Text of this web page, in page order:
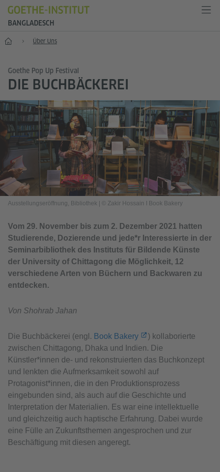
BANGLADESCH
Start Über Uns
Goethe Pop Up Festival
DIE BUCHBÄCKEREI
Ausstellungseröffnung, Bibliothek © Zakir Hossain I Book Bakery
Vom 29. November bis zum 2. Dezember 2021 hatten
Studierende, Dozierende und jede*r Interessierte in der
Seminarbibliothek des Instituts für Bildende Künste
der University of Chittagong die Möglichkeit, 12
verschiedene Arten von Büchern und Backwaren zu
entdecken.
Von Shohrab Jahan
Die Buchbäckerei (engl. Book Bakery
) kollaborierte
zwischen Chittagong, Dhaka und Indien. Die
Künstler*innen de- und rekonstruierten das Buchkonzept
und lenkten die Aufmerksamkeit sowohl auf
Protagonist*innen, die in den Produktionsprozess
eingebunden sind, als auch auf die Geschichte und
Interpretation der Materialien. Es war eine intellektuelle
und gleichzeitig auch haptische Erfahrung. Dabei wurde
eine Fülle an Zukunftsthemen angesprochen und zur
Beschäftigung mit diesen angeregt.